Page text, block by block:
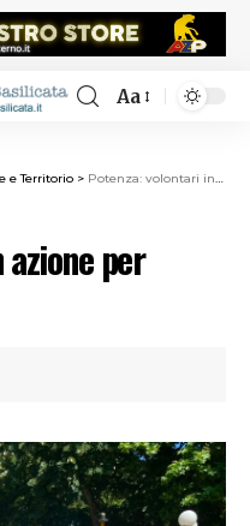
Aa
e Territorio > Potenza: volontari in azione per pulire la città
per